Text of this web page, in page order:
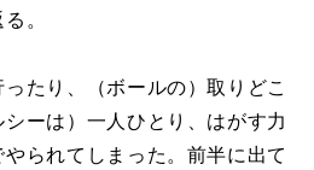
。
ったり、（ボールの）取りどこ
ーは）一人ひとり、はがす力
られてしまった。前半に出て